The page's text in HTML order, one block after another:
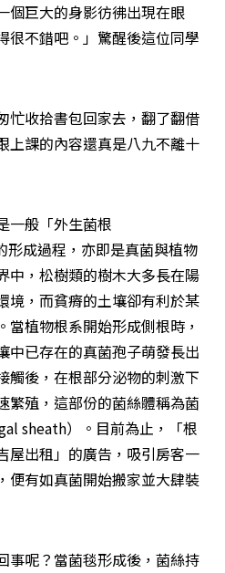
個巨大的身影彷彿出現在眼
很不錯吧。」驚醒後這位同學
忙收拾書包回家去，翻了翻借
上課的內容還真是八九不離十
一般「外生菌根
形成過程，亦即是真菌與植物
中，松樹類的樹木大多長在陽
境，而貧瘠的土壤卻有利於某
植物根系開始形成側根時，
中已存在的真菌孢子萌發長出
觸後，在根部分泌物的刺激下
繁殖，這部份的菌絲體稱為菌
sheath）。目前為止，「根
屋出租」的廣告，吸引房客一
便有如真菌開始搬家並大肆裝
事呢？當菌毯形成後，菌絲持